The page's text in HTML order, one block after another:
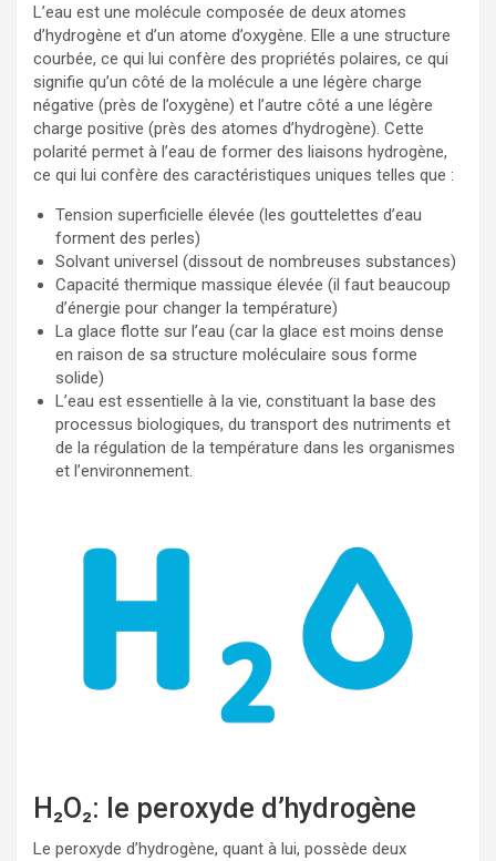
L’eau est une molécule composée de deux atomes
d’hydrogène et d’un atome d’oxygène. Elle a une structure
courbée, ce qui lui confère des propriétés polaires, ce qui
signifie qu’un côté de la molécule a une légère charge
négative (près de l’oxygène) et l’autre côté a une légère
charge positive (près des atomes d’hydrogène). Cette
polarité permet à l’eau de former des liaisons hydrogène,
ce qui lui confère des caractéristiques uniques telles que :
Tension superficielle élevée (les gouttelettes d’eau
forment des perles)
Solvant universel (dissout de nombreuses substances)
Capacité thermique massique élevée (il faut beaucoup
d’énergie pour changer la température)
La glace flotte sur l’eau (car la glace est moins dense
en raison de sa structure moléculaire sous forme
solide)
L’eau est essentielle à la vie, constituant la base des
processus biologiques, du transport des nutriments et
de la régulation de la température dans les organismes
et l’environnement.
H₂O₂: le peroxyde d’hydrogène
Le peroxyde d’hydrogène, quant à lui, possède deux